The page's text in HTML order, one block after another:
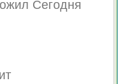
Сегодня